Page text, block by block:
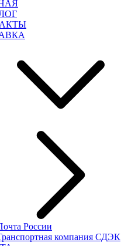
России
компания СДЭК